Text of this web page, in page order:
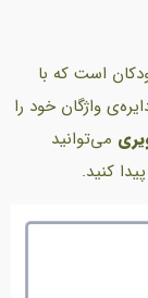
است که با
واژگان خود را
می‌توانید
کنید.